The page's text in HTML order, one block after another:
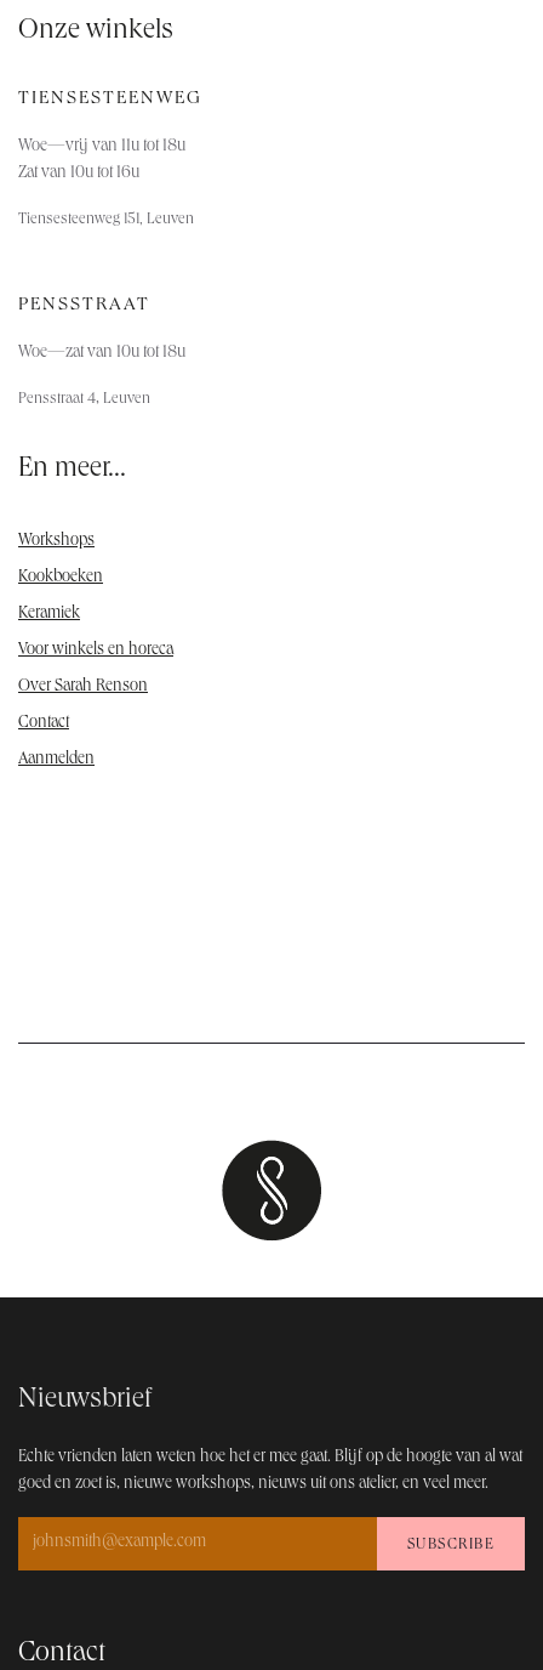
Onze winkels
TIENSESTEENWEG
Woe—vrij van 11u tot 18u
Zat van 10u tot 16u
Tiensesteenweg 151, Leuven
PENSSTRAAT
Woe—zat van 10u tot 18u
Pensstraat 4, Leuven
En meer...
Workshops
Kookboeken
Keramiek
Voor winkels en horeca
Over Sarah Renson
Contact
Aanmelden
Nieuwsbrief
Echte vrienden laten weten hoe het er mee gaat. Blijf op de hoogt​e van al wat
goed en zoet is, nieuwe workshops, nieuws uit ons atelier, en veel meer.
SUBSCRIBE
Contact